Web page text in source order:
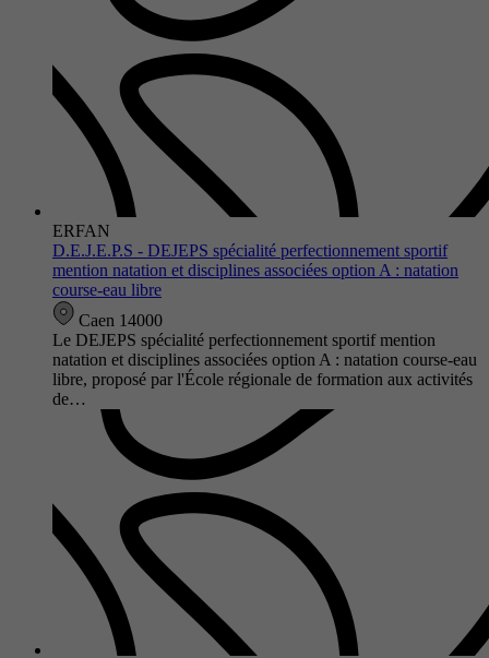
ERFAN
D.E.J.E.P.S - DEJEPS spécialité perfectionnement sportif
mention natation et disciplines associées option A : natation
course-eau libre
Caen 14000
Le DEJEPS spécialité perfectionnement sportif mention
natation et disciplines associées option A : natation course-eau
libre, proposé par l'École régionale de formation aux activités
de…